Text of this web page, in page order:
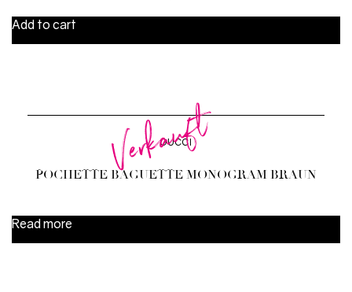
Add to cart
Verkauft
GUCCI
POCHETTE BAGUETTE MONOGRAM BRAUN
Read more